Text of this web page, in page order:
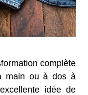
complète
main ou à dos à
idée de